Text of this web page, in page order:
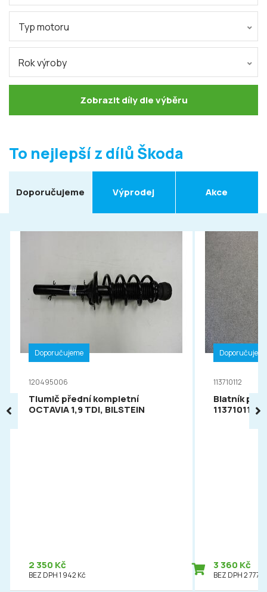
Typ motoru
Rok výroby
Zobrazit díly dle výběru
To nejlepší z dílů Škoda
Doporučujeme Výprodej Akce
Doporučujeme
120495006
Tlumič přední kompletní
OCTAVIA 1,9 TDI, BILSTEIN
2 350 Kč
BEZ DPH 1 942 Kč
113710112
Blatník
113710112
3 360 Kč
BEZ DPH 2 777